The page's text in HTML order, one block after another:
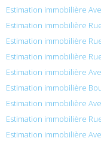
Estimation immobilière
Estimation immobilière
Estimation immobilière
Estimation immobilière
Estimation immobilière
Estimation immobilière
Estimation immobilière
Estimation immobilière
Estimation immobilière